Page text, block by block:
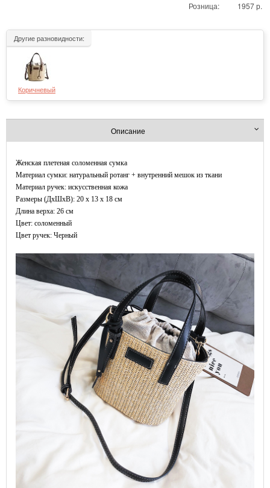
Розница:
1957 р.
Другие разновидности:
Коричневый
Описание
Женская плетеная соломенная сумка
Материал сумки: натуральный ротанг + внутренний мешок из ткани
Материал ручек: искусственная кожа
Размеры (ДxШхВ): 20 x 13 x 18 см
Длина верха: 26 см
Цвет: соломенный
Цвет ручек: Черный